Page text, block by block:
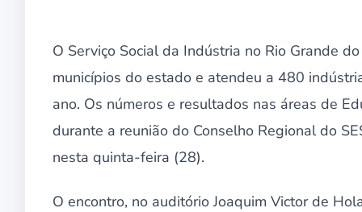
O Serviço Social da Indústria no Rio Grande
municípios do estado e atendeu a 480
ano. Os números e resultados nas áreas de
durante a reunião do Conselho Regional do
nesta quinta-feira (28).
O encontro, no auditório Joaquim Victor de